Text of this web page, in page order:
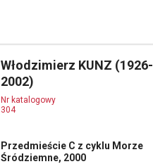
Włodzimierz KUNZ (1926-
2002)
Nr katalogowy
304
Przedmieście C z cyklu Morze
Śródziemne, 2000